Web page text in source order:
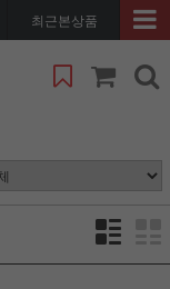
최근본상품